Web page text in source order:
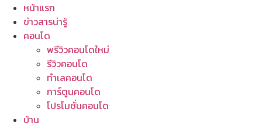
หน้าแรก
ข่าวสารน่ารู้
คอนโด
พรีวิวคอนโดใหม่
รีวิวคอนโด
ทำเลคอนโด
การ์ตูนคอนโด
โปรโมชั่นคอนโด
บ้าน